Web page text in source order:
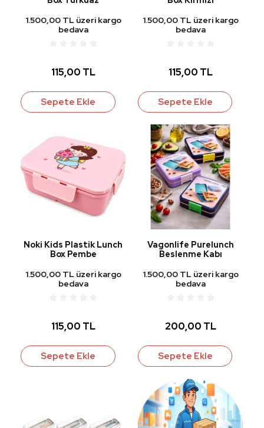
1.500,00 TL üzeri kargo
bedava
115,00 TL
Sepete Ekle
1.500,00 TL üzeri kargo
bedava
115,00 TL
Sepete Ekle
Noki Kids Plastik Lunch
Box Pembe
1.500,00 TL üzeri kargo
bedava
115,00 TL
Sepete Ekle
Vagonlife Purelunch
Beslenme Kabı
1.500,00 TL üzeri kargo
bedava
200,00 TL
Sepete Ekle